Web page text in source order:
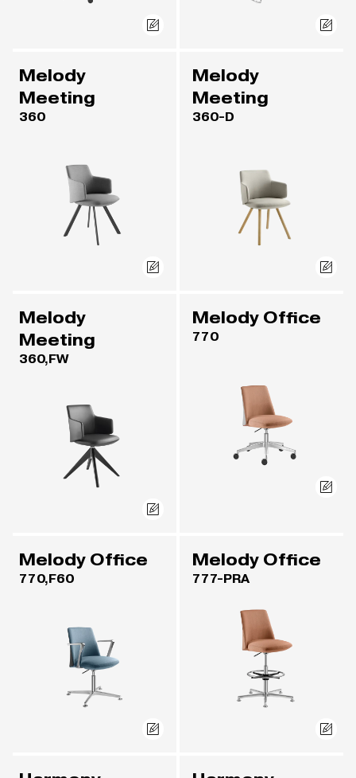
Melody
Meeting
360
Melody
Meeting
360-D
Melody
Meeting
360,FW
Melody Office
770
Melody Office
770,F60
Melody Office
777-PRA